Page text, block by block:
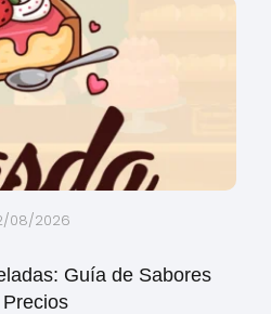
08/2026
Guía de Sabores